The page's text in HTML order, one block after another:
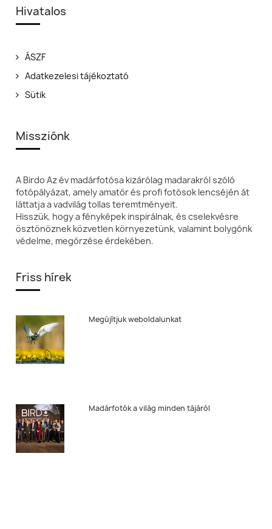
Hivatalos
ÁSZF
Adatkezelesi tájékoztató
Sütik
Missziónk
A Birdo Az év madárfotósa kizárólag madarakról szóló
fotópályázat, amely amatőr és profi fotósok lencséjén át
láttatja a vadvilág tollas teremtményeit.
Hisszük, hogy a fényképek inspirálnak, és cselekvésre
ösztönöznek közvetlen környezetünk, valamint bolygónk
védelme, megőrzése érdekében.
Friss hírek
Megújítjuk weboldalunkat
Madárfotók a világ minden tájáról